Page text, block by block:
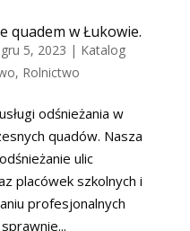
quadem w Łukowie.
gru 5, 2023 | Katalog
, Rolnictwo
odśnieżania w
quadów. Nasza
ulic
placówek szkolnych i
profesjonalnych